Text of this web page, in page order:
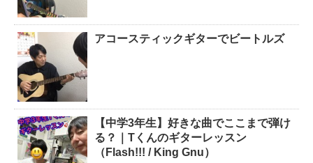
アコースティックギターでビートルズ
【中学3年生】好きな曲でここまで弾け
る？｜Tくんのギターレッスン
（Flash!!! / King Gnu）